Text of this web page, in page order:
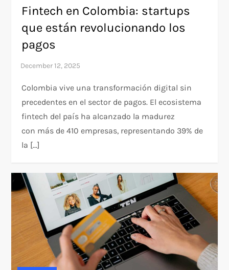
Fintech en Colombia: startups
que están revolucionando los
pagos
Colombia vive una transformación digital sin
precedentes en el sector de pagos. El ecosistema
fintech del país ha alcanzado la madurez
con más de 410 empresas, representando 39% de
la […]